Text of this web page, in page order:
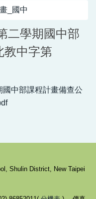
_國中
二學期國中部
教中字第
國中部課程計畫備查公
Shulin District, New Taipei